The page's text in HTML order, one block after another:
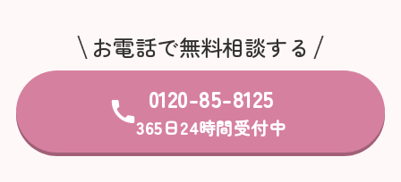
お電話で無料相談する
0120-85-8125
365日24時間受付中